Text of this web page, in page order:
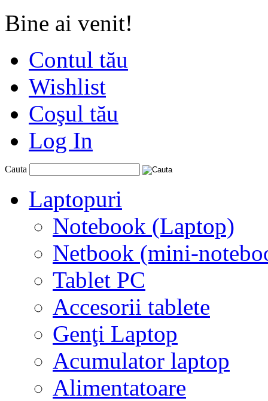
Bine ai venit!
Contul tău
Wishlist
Coşul tău
Log In
Cauta
Laptopuri
Notebook (Laptop)
Netbook (mini-
Tablet PC
Accesorii tablete
Genţi Laptop
Acumulator laptop
Alimentatoare